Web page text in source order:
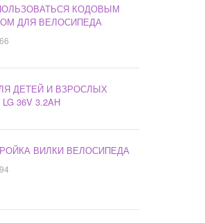
КОДОВЫМ
ДЛЯ ВЕЛОСИПЕДА
ДЕТЕЙ И ВЗРОСЛЫХ
36V 3.2AH
ВИЛКИ ВЕЛОСИПЕДА